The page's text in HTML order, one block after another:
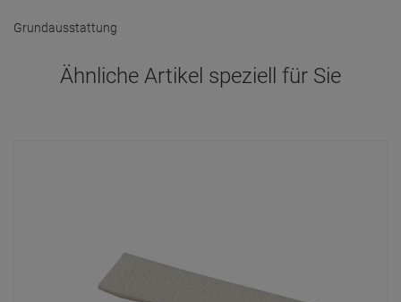
Grundausstattung
Ähnliche Artikel speziell für Sie